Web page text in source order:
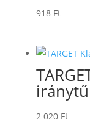
918 Ft
iránytű
2 020 Ft